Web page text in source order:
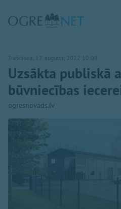
Trešdiena, 17. augusts, 2022 10:08
Uzsākta publiskā
būvniecības
ogresnovads.lv